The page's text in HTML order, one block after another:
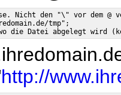
Nicht den "\" vor dem @
tmp";
http://